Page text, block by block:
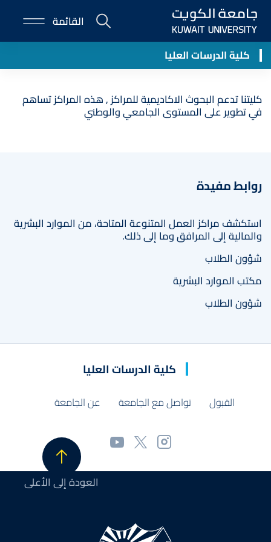
Skip
main
content
E-
Portal
القائمة
كلية الدرسات العليا
Applying to CGS
كليتنا تدعم البحوث الاكاديمية للمراكز , هذه المراكز تساهم
في تطوير على المستوى الجامعي والوطني
روابط مفيدة
استكشف مراكز العمل المتنوعة المتاحة، من الموارد البشرية
والمالية إلى المرافق وما إلى ذلك.
شؤون الطلاب
مكتب الموارد البشرية
شؤون الطلاب
كلية الدرسات العليا
القبول تواصل مع الجامعة عن الجامعة
العودة إلى الأعلى